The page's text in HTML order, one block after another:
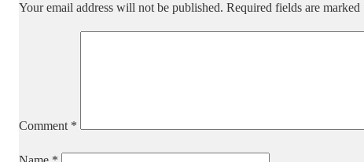
Your email address will not be published. Required fields are marked
Comment *